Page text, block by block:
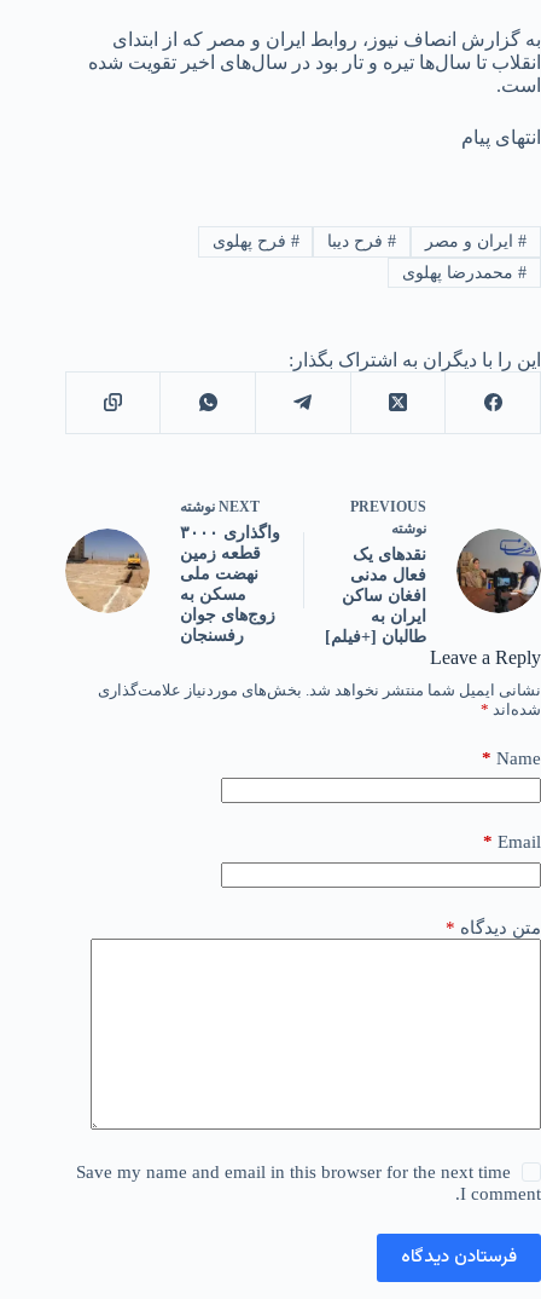
به گزارش انصاف نیوز، روابط ایران و مصر که از ابتدای
انقلاب تا سال‌ها تیره و تار بود در سال‌های اخیر تقویت شده
است.
انتهای پیام
#ایران و مصر #فرح دیبا # فرح پهلوی
#محمدرضا پهلوی
این را با دیگران به اشتراک بگذار:
PREVIOUS
نوشته
نقدهای یک
فعال مدنی
افغان ساکن
ایران به
طالبان [+فیلم]
NEXT نوشته
واگذاری ۳۰۰۰
قطعه زمین
نهضت ملی
مسکن به
زوج‌های جوان
رفسنجان
Leave a Reply
نشانی ایمیل شما منتشر نخواهد شد. بخش‌های موردنیاز علامت‌گذاری
شده‌اند *
Name
*
Email
*
متن دیدگاه *
Save my name and email in this browser for the next time
I comment.
فرستادن دیدگاه